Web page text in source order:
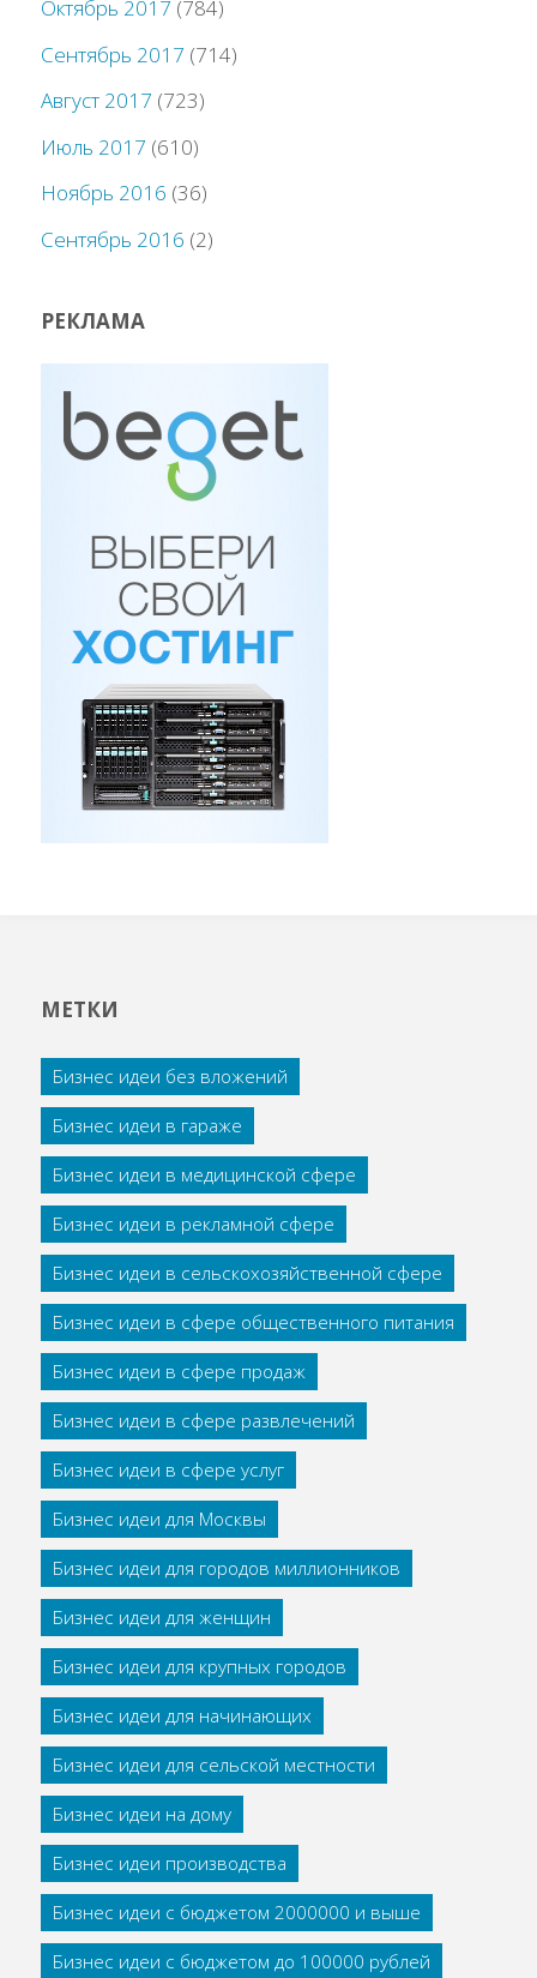
Октябрь 2017 (784)
Сентябрь 2017 (714)
Август 2017 (723)
Июль 2017 (610)
Ноябрь 2016 (36)
Сентябрь 2016 (2)
РЕКЛАМА
МЕТКИ
Бизнес идеи без вложений
Бизнес идеи в гараже
Бизнес идеи в медицинской сфере
Бизнес идеи в рекламной сфере
Бизнес идеи в сельскохозяйственной сфере
Бизнес идеи в сфере общественного питания
Бизнес идеи в сфере продаж
Бизнес идеи в сфере развлечений
Бизнес идеи в сфере услуг
Бизнес идеи для Москвы
Бизнес идеи для городов миллионников
Бизнес идеи для женщин
Бизнес идеи для крупных городов
Бизнес идеи для начинающих
Бизнес идеи для сельской местности
Бизнес идеи на дому
Бизнес идеи производства
Бизнес идеи с бюджетом 2000000 и выше
Бизнес идеи с бюджетом до 100000 рублей